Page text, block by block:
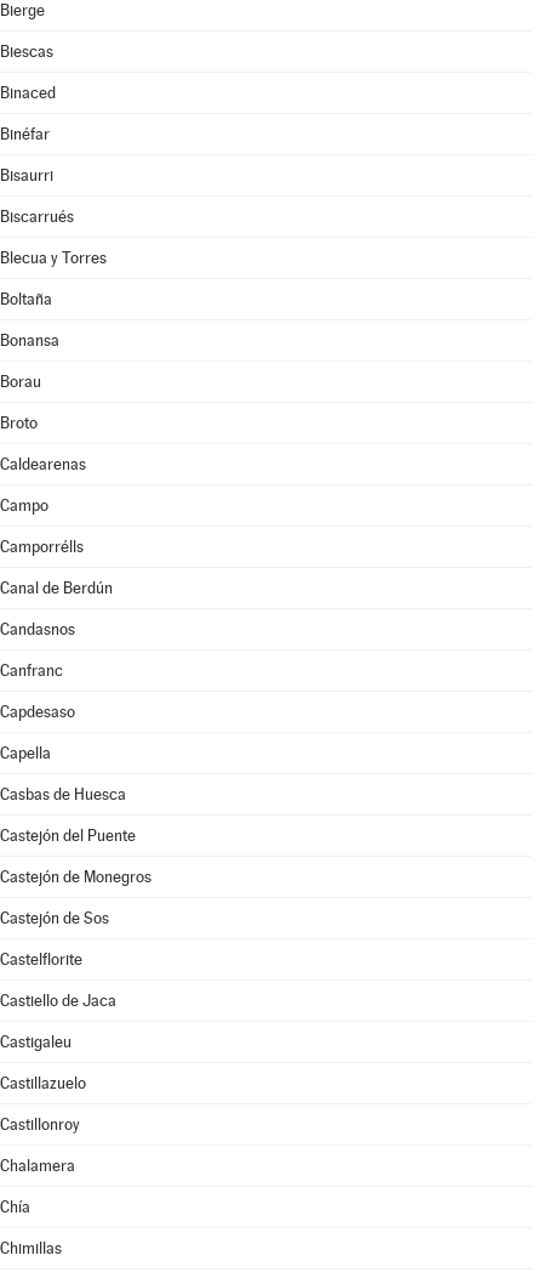
Bierge
Biescas
Binaced
Binéfar
Bisaurri
Biscarrués
Blecua y Torres
Boltaña
Bonansa
Borau
Broto
Caldearenas
Campo
Camporrélls
Canal de Berdún
Candasnos
Canfranc
Capdesaso
Capella
Casbas de Huesca
Castejón del Puente
Castejón de Monegros
Castejón de Sos
Castelflorite
Castiello de Jaca
Castigaleu
Castillazuelo
Castillonroy
Chalamera
Chía
Chimillas